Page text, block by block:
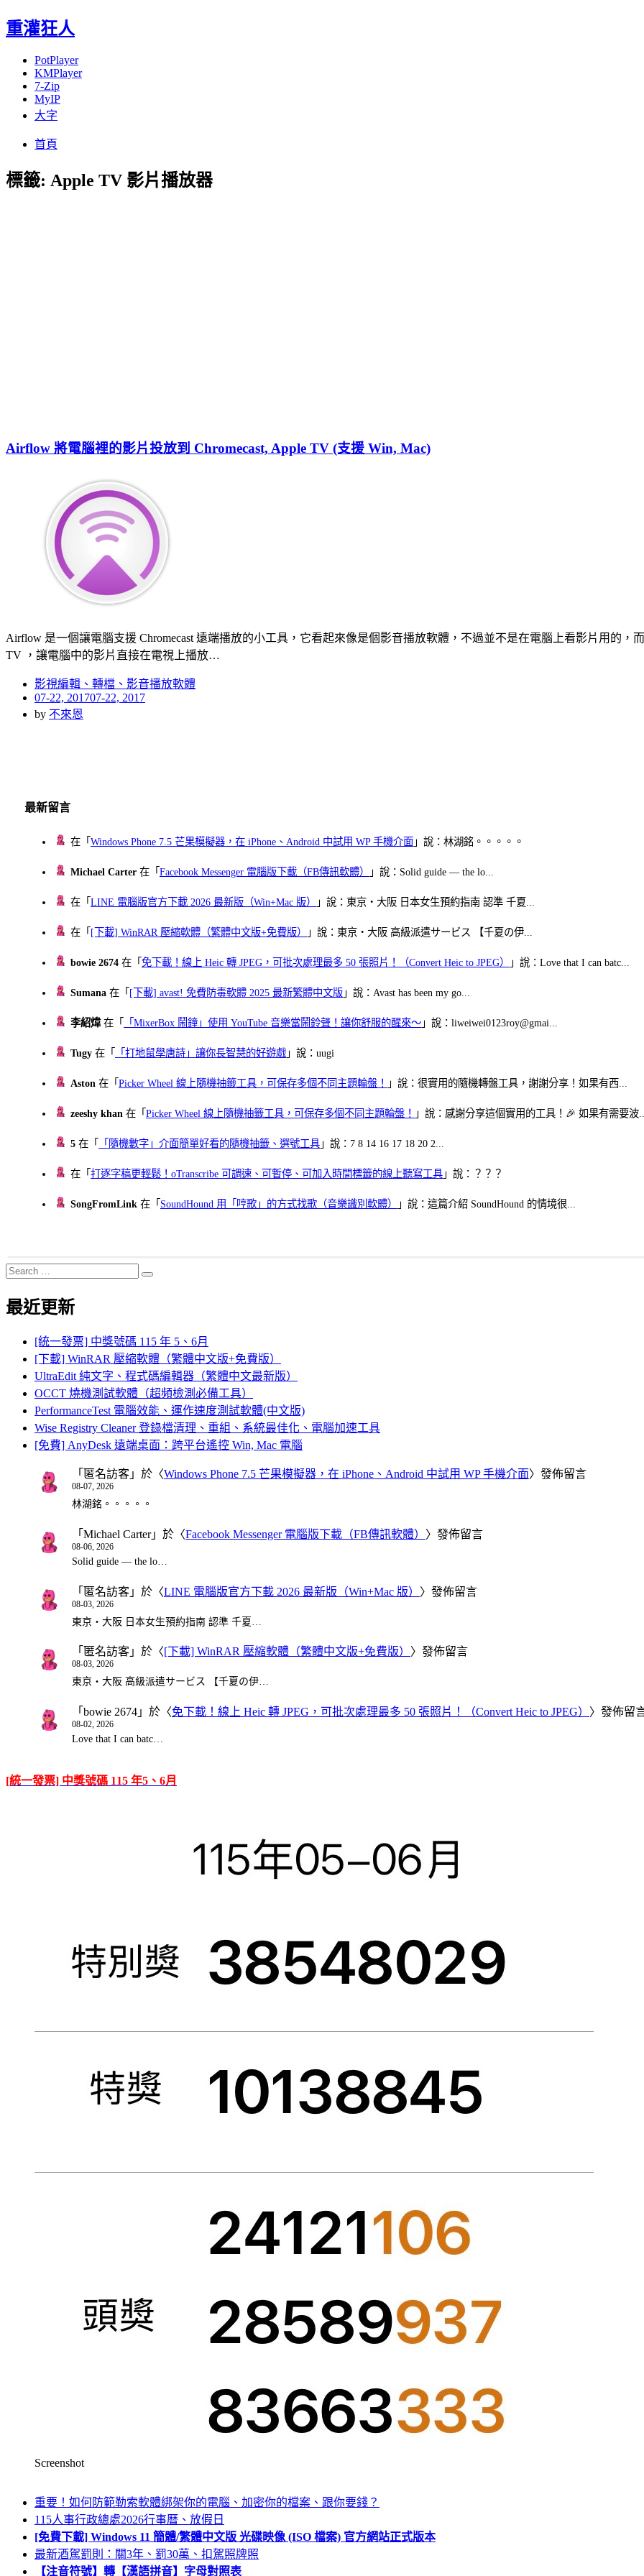
重灌狂人
PotPlayer
KMPlayer
7-Zip
MyIP
大字
首頁
標籤: Apple TV 影片播放器
Airflow 將電腦裡的影片投放到 Chromecast, Apple TV (支援 Win, Mac)
Airflow 是一個讓電腦支援 Chromecast 遠端播放的小工具，它看起來像是個影音播放軟體，不過並不是在電腦上看影片用的，
TV ，讓電腦中的影片直接在電視上播放…
影視編輯、轉檔、影音播放軟體
Posted
on
07-22, 201707-22, 2017
by 不來恩
最新留言
在「Windows Phone 7.5 芒果模擬器，在 iPhone、Android 中試用 WP 手機介面 」說：林湖銘。。。。。
Michael Carter 在「Facebook Messenger 電腦版下載（FB傳訊軟體） 」說：Solid guide — the lo...
在「LINE 電腦版官方下載 2026 最新版（Win+Mac 版） 」說：東京・大阪 日本女生預約指南 認準 千夏...
在「 [下載] WinRAR 壓縮軟體（繁體中文版+免費版） 」說：東京・大阪 高級派遣サービス 【千夏の伊...
bowie 2674 在「免下載！線上 Heic 轉 JPEG，可批次處理最多 50 張照片！（Convert Heic to JPEG） 」說：Love that I can batc...
Sumana 在「 [下載] avast! 免費防毒軟體 2025 最新繁體中文版 」說：Avast has been my go...
李紹煒在「 「MixerBox 鬧鐘」使用 YouTube 音樂當鬧鈴聲！讓你舒服的醒來～ 」說：liweiwei0123roy@gmai...
Tugy 在「 「打地鼠學唐詩」讓你長智慧的好遊戲 」說：uugi
Aston 在「Picker Wheel 線上隨機抽籤工具，可保存多個不同主題輪盤！ 」說：很實用的隨機轉盤工具，謝謝分享！如果有西...
zeeshy khan 在「Picker Wheel 線上隨機抽籤工具，可保存多個不同主題輪盤！ 」說：感謝分享這個實用的工具！🎉 如果有需要波
5 在「 「隨機數字」介面簡單好看的隨機抽籤、選號工具 」說：7 8 14 16 17 18 20 2...
在「打逐字稿更輕鬆！oTranscribe 可調速、可暫停、可加入時間標籤的線上聽寫工具 」說：？？？
SongFromLink 在「 SoundHound 用「哼歌」的方式找歌（音樂識別軟體） 」說：這篇介紹 SoundHound 的情境很...
Search
for:
Search
最近更新
[統一發票] 中獎號碼 115 年 5、6月
[下載] WinRAR 壓縮軟體（繁體中文版+免費版）
UltraEdit 純文字、程式碼編輯器（繁體中文最新版）
OCCT 燒機測試軟體（超頻檢測必備工具）
PerformanceTest 電腦效能、運作速度測試軟體(中文版)
Wise Registry Cleaner 登錄檔清理、重組、系統最佳化、電腦加速工具
[免費] AnyDesk 遠端桌面：跨平台遙控 Win, Mac 電腦
「 匿名訪客 」於〈Windows Phone 7.5 芒果模擬器，在 iPhone、Android 中試用 WP 手機介面〉發佈留言
08-07, 2026
林湖銘。。。。。
「 Michael Carter」於〈Facebook Messenger 電腦版下載（FB傳訊軟體） 〉發佈留言
08-06, 2026
Solid guide — the lo…
「 匿名訪客 」於〈LINE 電腦版官方下載 2026 最新版（Win+Mac 版） 〉發佈留言
08-03, 2026
東京・大阪 日本女生預約指南 認準 千夏…
「 匿名訪客 」於〈[下載] WinRAR 壓縮軟體（繁體中文版+免費版） 〉發佈留言
08-03, 2026
東京・大阪 高級派遣サービス 【千夏の伊…
「 bowie 2674 」於〈免下載！線上 Heic 轉 JPEG，可批次處理最多 50 張照片！（Convert Heic to JPEG） 〉發佈留
08-02, 2026
Love that I can batc…
[統一發票] 中獎號碼 115 年5、6月
Screenshot
重要！如何防範勒索軟體綁架你的電腦、加密你的檔案、跟你要錢？
115人事行政總處2026行事曆、放假日
[免費下載] Windows 11 簡體/繁體中文版 光碟映像 (ISO 檔案) 官方網站正式版本
最新酒駕罰則：關3年、罰30萬、扣駕照牌照
【注音符號】轉【漢語拼音】字母對照表